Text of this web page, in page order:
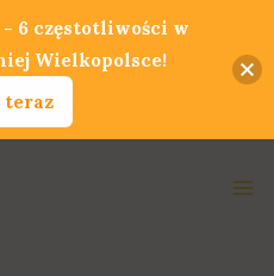
6 częstotliwości w
Wielkopolsce!
teraz